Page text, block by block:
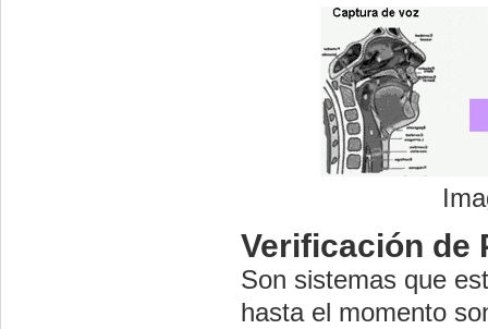
Verificación de
Son sistemas que
hasta el momento